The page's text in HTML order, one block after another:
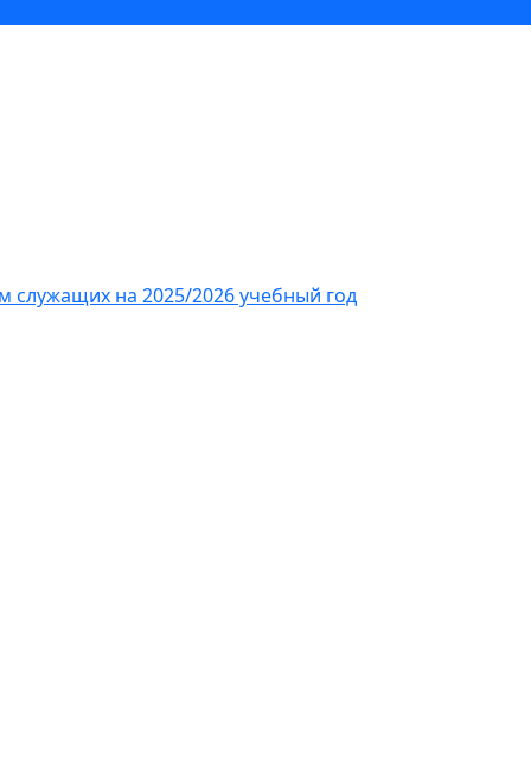
на 2025/2026 учебный год